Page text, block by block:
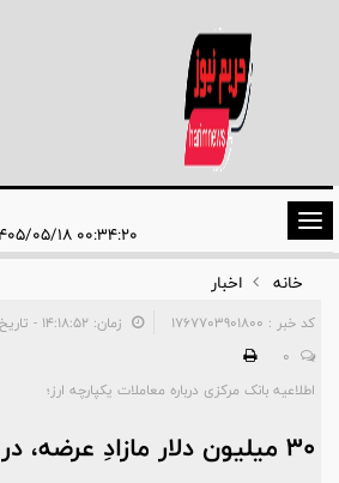
تغییر
وضعیت
ناوبری
خانه
اخبار
کد خبر : 1767703901800 زمان: ۱۴:۱۸:۵۲ - تاریخ: ۱۴۰۴/۱۰/۱۶
0
اطلاعیه بانک مرکزی درباره معاملات یکپارچه ارز؛
۳۰ میلیون دلار مازادِ عرضه، در اولین روز کاری